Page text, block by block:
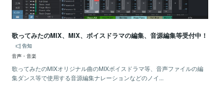
歌ってみたのMIX、MIX、ボイスドラマの編集、音源編集等受付中！
告知
音声・音楽
歌ってみたのMIXオリジナル曲のMIXボイスドラマ等、音声ファイルの編
集ダンス等で使用する音源編集ナレーションなどのノイ...